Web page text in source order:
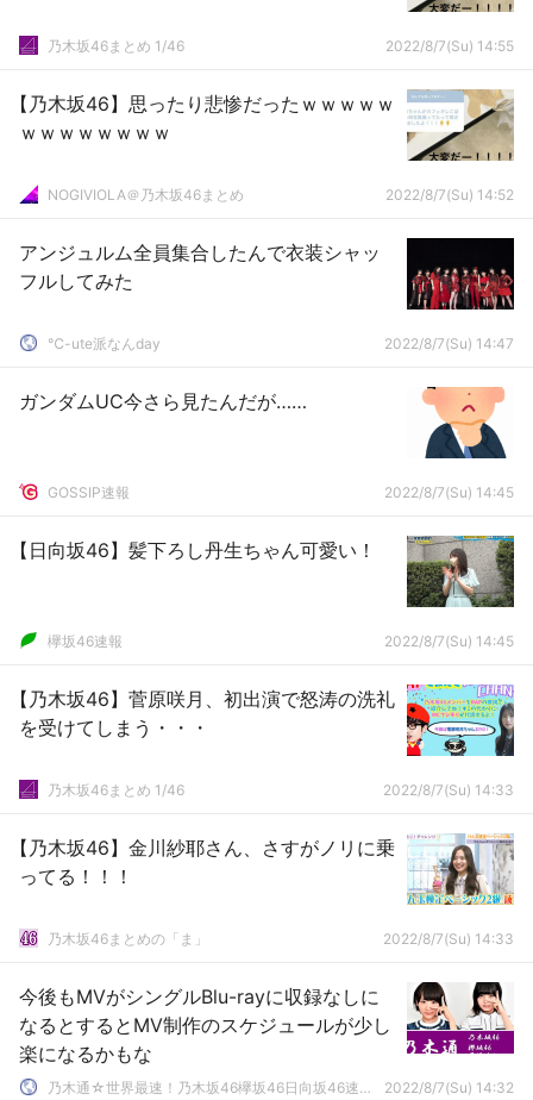
乃木坂46まとめ 1/46 2022/8/7(Su) 14:55
【乃木坂46】思ったり悲惨だったｗｗｗｗｗ
ｗｗｗｗｗｗｗｗ
NOGIVIOLA＠乃木坂46まとめ 2022/8/7(Su) 14:52
アンジュルム全員集合したんで衣装シャッ
フルしてみた
℃-ute派なんday 2022/8/7(Su) 14:47
ガンダムUC今さら見たんだが……
GOSSIP速報 2022/8/7(Su) 14:45
【日向坂46】髪下ろし丹生ちゃん可愛い！
欅坂46速報 2022/8/7(Su) 14:45
【乃木坂46】菅原咲月、初出演で怒涛の洗礼
を受けてしまう・・・
乃木坂46まとめ 1/46 2022/8/7(Su) 14:33
【乃木坂46】金川紗耶さん、さすがノリに乗
ってる！！！
乃木坂46まとめの「ま」 2022/8/7(Su) 14:33
今後もMVがシングルBlu-rayに収録なしに
なるとするとMV制作のスケジュールが少し
楽になるかもな
乃木通☆世界最速！乃木坂46欅坂46日向坂46速報まとめ 2022/8/7(Su) 14:32